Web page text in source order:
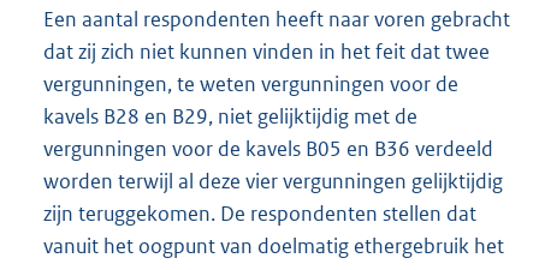
Een aantal respondenten heeft naar voren gebracht
dat zij zich niet kunnen vinden in het feit dat twee
vergunningen, te weten vergunningen voor de
kavels B28 en B29, niet gelijktijdig met de
vergunningen voor de kavels B05 en B36 verdeeld
worden terwijl al deze vier vergunningen gelijktijdig
zijn teruggekomen. De respondenten stellen dat
vanuit het oogpunt van doelmatig ethergebruik het